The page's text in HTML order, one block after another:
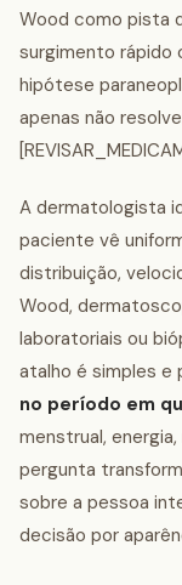
Wood como pista
surgimento rápido
hipótese
apenas não
A dermatologista
paciente vê
distribuição,
Wood,
laboratoriais ou
atalho é simples e
no período em
menstrual,
pergunta
sobre a pessoa
decisão por